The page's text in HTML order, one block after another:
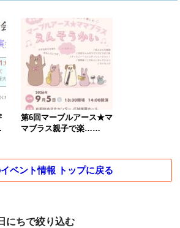
第6回マーブルアース★マ
マブラス親子で楽……
ベント情報 トップに戻る
にちで絞り込む